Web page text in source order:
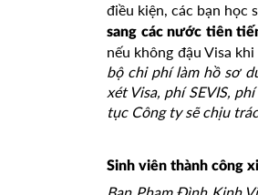
điều kiện, các bạn học
sang các nước tiên
nếu không đậu Visa
bộ chi phí làm hồ sơ
xét Visa, phí SEVIS,
tục Công ty sẽ chịu
Sinh viên thành công